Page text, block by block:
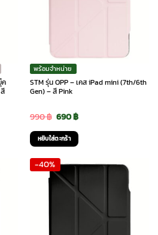
ค
พร้อมจำหน่าย
STM รุ่น OPP – เคส iPad mini (7th/6th
Gen) – สี Pink
990฿ Original
price
was:
990 ฿.
690฿Current
price
690 ฿.
หยิบใส่ตะกร้า
-40%